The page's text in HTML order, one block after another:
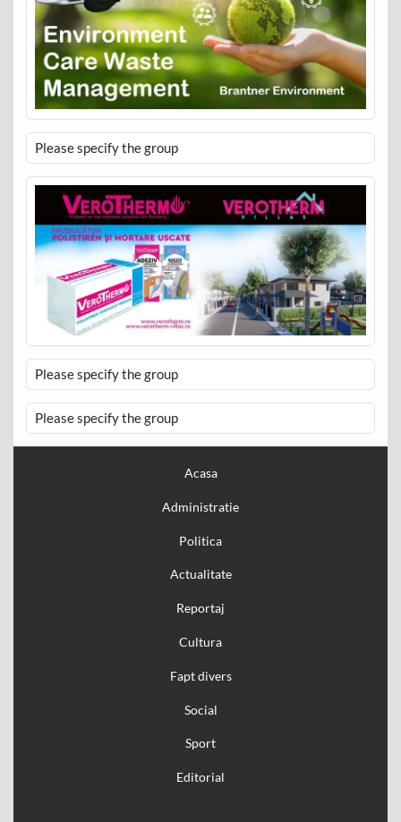
Please specify the group
Please specify the group
Please specify the group
Acasa
Administratie
Politica
Actualitate
Reportaj
Cultura
Fapt divers
Social
Sport
Editorial